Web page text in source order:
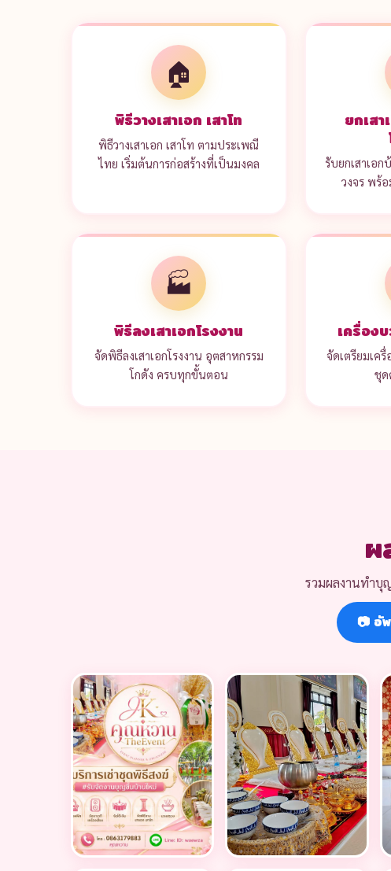
🏠
พิธีวางเสาเอก เสาโท
พิธีวางเสาเอก เสาโท ตามประเพณี
ไทย เริ่มต้นการก่อสร้างที่เป็นมงคล
ยกเส
รับยกเสาเอ
วงจร พร้
🏭
พิธีลงเสาเอกโรงงาน
จัดพิธีลงเสาเอกโรงงาน อุตสาหกรรม
โกดัง ครบทุกขั้นตอน
เครื่อง
จัดเตรียมเครื่
ชุด
ผ
รวมผลงานทำบุ
📷 อั